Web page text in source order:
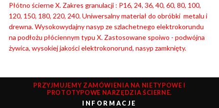
Płótno ścierne X. Zakres granulacji : P16, 24, 36, 40, 60, 80, 100,
120, 150, 180, 220, 240. Uniwersalny materiał do obróbki metalu i
drewna. Wysokowydajny nasyp ze szlachetnego elektrokorundu
na podłożu płóciennym typu X. Zastosowane spoiwo - podwójna
żywica, wysokiej jakości elektrokonorund, nasyp zamknięty.
PRZYJMUJEMY ZAMÓWIENIA NA NIETYPOWE I
PROTOTYPOWE NARZĘDZIA ŚCIERNE.
INFORMACJE